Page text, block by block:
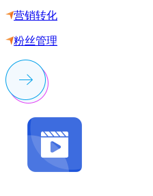
营销转化
粉丝管理